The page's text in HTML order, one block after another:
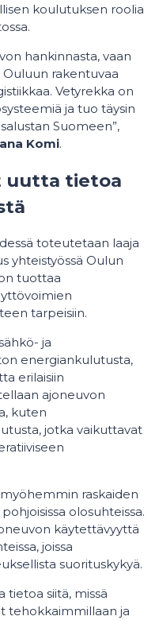
koulutuksen roolia
hankinnasta, vaan
rakentuvaa
Vetyrekka on
ja tuo täysin
Suomeen”,
Komi.
uutta tietoa
toteutetaan laaja
yhteistyössä Oulun
tuottaa
tarpeisiin.
ja
energiankulutusta,
erilaisiin
ajoneuvon
kuten
jotka vaikuttavat
raskaiden
olosuhteissa.
käytettävyyttä
joissa
suorituskykyä.
tietoa siitä, missä
tehokkaimmillaan ja